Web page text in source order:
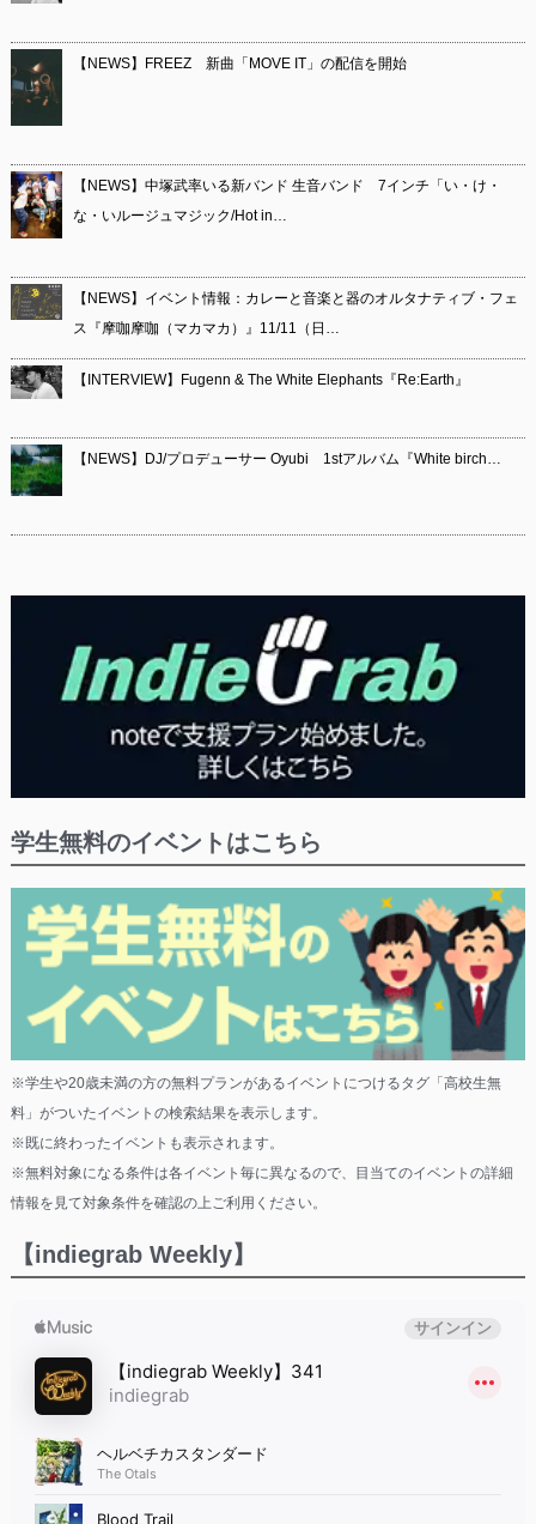
【NEWS】FREEZ 新曲「MOVE IT」の配信を開始
【NEWS】中塚武率いる新バンド 生音バンド 7インチ「い・け・
な・いルージュマジック/Hot in…
【NEWS】イベント情報：カレーと音楽と器のオルタナティブ・フェ
ス『摩咖摩咖（マカマカ）』11/11（日…
【INTERVIEW】Fugenn & The White Elephants『Re:Earth』
【NEWS】DJ/プロデューサー Oyubi 1stアルバム『White birch…
学生無料のイベントはこちら
※学生や20歳未満の方の無料プランがあるイベントにつけるタグ「高校生無
料」がついたイベントの検索結果を表示します。
※既に終わったイベントも表示されます。
※無料対象になる条件は各イベント毎に異なるので、目当てのイベントの詳細
情報を見て対象条件を確認の上ご利用ください。
【indiegrab Weekly】